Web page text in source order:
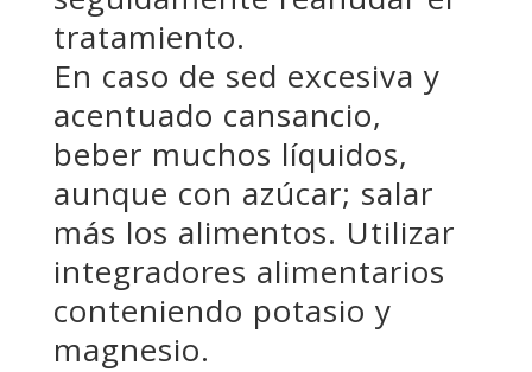
tratamiento.
En caso de sed excesiva y
acentuado cansancio,
beber muchos líquidos,
aunque con azúcar; salar
más los alimentos. Utilizar
integradores alimentarios
conteniendo potasio y
magnesio.